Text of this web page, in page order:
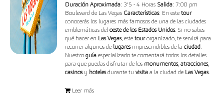
de 5
Duración Aproximada: 3'5 - 4 Horas Salida: 7:00 pm
Boulevard de Las Vegas Características: En estetour
conocerás los lugares más famosos de una de las ciudades
emblemáticas deloeste de los Estados Unidos. Si no sabes
qué hacer en Las Vegas, estetourorganizado, te servirá para
recorrer algunos de lugaresimprescindibles de laciudad.
Nuestroguía especializado te comentará todos los detalles
para que puedas disfrutar de los monumentos,atracciones,
casinosy hotelesdurante tuvisita a la ciudad de Las Vegas.
Leer más